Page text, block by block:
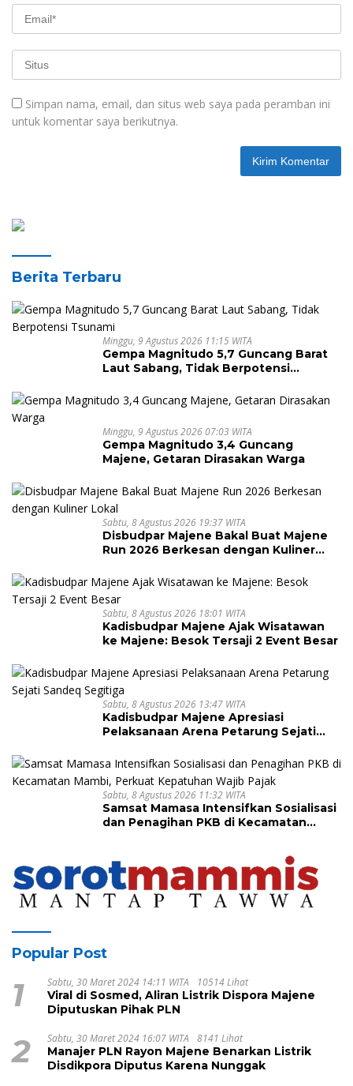
Simpan nama, email, dan situs web saya pada peramban ini
untuk komentar saya berikutnya.
Berita Terbaru
Minggu, 9 Agustus 2026 11:15 WITA
Gempa Magnitudo 5,7 Guncang Barat
Laut Sabang, Tidak Berpotensi
Minggu, 9 Agustus 2026 07:03 WITA
Gempa Magnitudo 3,4 Guncang
Majene, Getaran Dirasakan Warga
Sabtu, 8 Agustus 2026 19:37 WITA
Disbudpar Majene Bakal Buat Majene
Run 2026 Berkesan dengan Kuliner
Sabtu, 8 Agustus 2026 18:01 WITA
Kadisbudpar Majene Ajak Wisatawan
ke Majene: Besok Tersaji 2 Event Besar
Sabtu, 8 Agustus 2026 13:47 WITA
Kadisbudpar Majene Apresiasi
Pelaksanaan Arena Petarung Sejati
Sabtu, 8 Agustus 2026 11:32 WITA
Samsat Mamasa Intensifkan Sosialisasi
dan Penagihan PKB di Kecamatan
Popular Post
1 Sabtu, 30 Maret 2024 14:11 WITA 10514 Lihat
Viral di Sosmed, Aliran Listrik Dispora Majene
Diputuskan Pihak PLN
2 Sabtu, 30 Maret 2024 16:07 WITA 8141 Lihat
Manajer PLN Rayon Majene Benarkan Listrik
Disdikpora Diputus Karena Nunggak